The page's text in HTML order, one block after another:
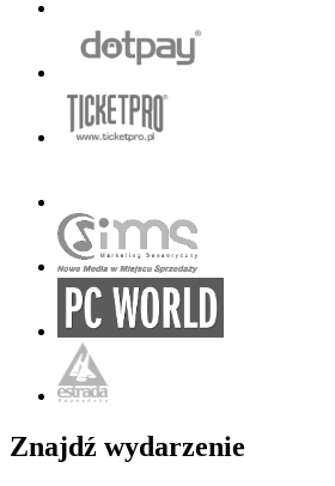
Znajdź wydarzenie